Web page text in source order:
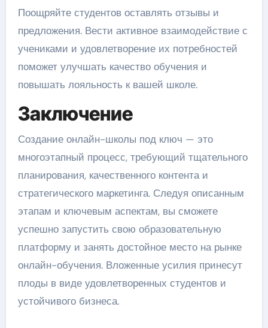
Поощряйте студентов оставлять отзывы и
предложения. Вести активное взаимодействие с
учениками и удовлетворение их потребностей
поможет улучшать качество обучения и
повышать лояльность к вашей школе.
Заключение
Создание онлайн-школы под ключ — это
многоэтапный процесс, требующий тщательного
планирования, качественного контента и
стратегического маркетинга. Следуя описанным
этапам и ключевым аспектам, вы сможете
успешно запустить свою образовательную
платформу и занять достойное место на рынке
онлайн-обучения. Вложенные усилия принесут
плоды в виде удовлетворенных студентов и
устойчивого бизнеса.